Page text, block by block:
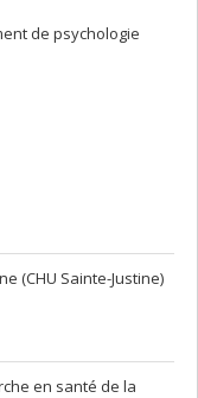
de psychologie
(CHU Sainte-Justine)
en santé de la